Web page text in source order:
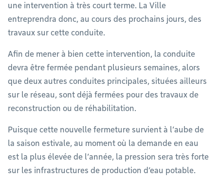
une intervention à très court terme. La Ville
entreprendra donc, au cours des prochains jours, des
travaux sur cette conduite.
Afin de mener à bien cette intervention, la conduite
devra être fermée pendant plusieurs semaines, alors
que deux autres conduites principales, situées ailleurs
sur le réseau, sont déjà fermées pour des travaux de
reconstruction ou de réhabilitation.
Puisque cette nouvelle fermeture survient à l’aube de
la saison estivale, au moment où la demande en eau
est la plus élevée de l’année, la pression sera très forte
sur les infrastructures de production d’eau potable.